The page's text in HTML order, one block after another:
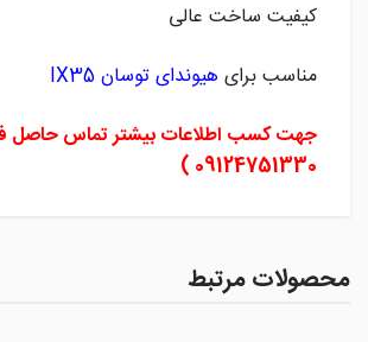
کیفیت ساخت عالی
مناسب برای هیوندای توسان IX35
جهت کسب اطلاعات بیشتر تماس حاصل
09124751330 )
محصولات مرتبط